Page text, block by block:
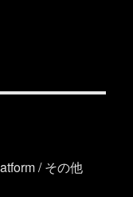
/ その他